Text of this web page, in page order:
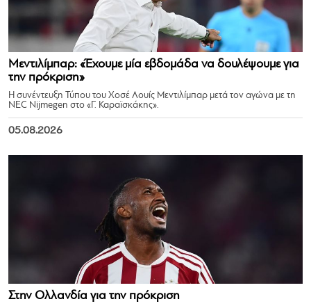
Μεντιλίμπαρ: «Έχουμε μία εβδομάδα να δουλέψουμε για
την πρόκριση»
Η συνέντευξη Τύπου του Χοσέ Λουίς Μεντιλίμπαρ μετά τον αγώνα με τη
NEC Nijmegen στο «Γ. Καραϊσκάκης».
05.08.2026
Στην Ολλανδία για την πρόκριση